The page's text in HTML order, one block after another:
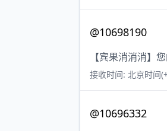
@10698190
【宾果消消消】
接收时间: 北京时间
@10696332